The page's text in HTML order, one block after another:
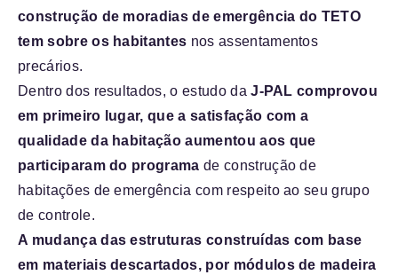
construção de moradias de emergência do TETO
tem sobre os habitantes nos assentamentos
precários.
Dentro dos resultados, o estudo daJ-PAL comprovou
em primeiro lugar, que a satisfação com a
qualidade da habitação aumentou aos que
participaram do programa de construção de
habitações de emergência com respeito ao seu grupo
de controle.
A mudança das estruturas construídas com base
em materiais descartados, por módulos de madeira